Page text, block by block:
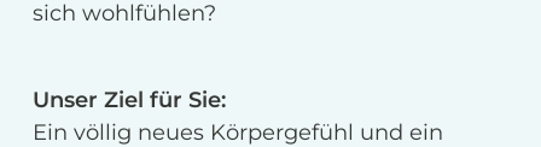
sich wohlfühlen?
Unser Ziel für Sie:
Ein völlig neues Körpergefühl und ein